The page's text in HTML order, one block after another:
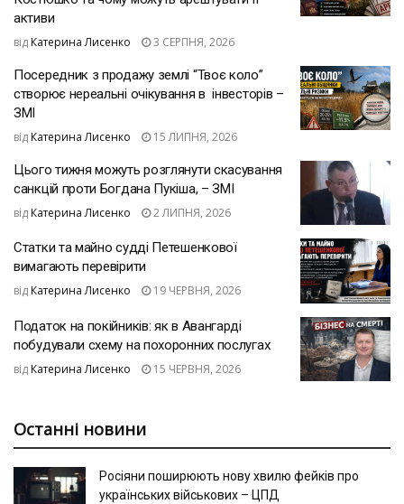
активи
від Катерина Лисенко 3 СЕРПНЯ, 2026
Посередник з продажу землі “Твоє коло”
створює нереальні очікування в інвесторів –
ЗМІ
від Катерина Лисенко 15 ЛИПНЯ, 2026
Цього тижня можуть розглянути скасування
санкцій проти Богдана Пукіша, – ЗМІ
від Катерина Лисенко 2 ЛИПНЯ, 2026
Статки та майно судді Петешенкової
вимагають перевірити
від Катерина Лисенко 19 ЧЕРВНЯ, 2026
Податок на покійників: як в Авангарді
побудували схему на похоронних послугах
від Катерина Лисенко 15 ЧЕРВНЯ, 2026
Останні новини
Росіяни поширюють нову хвилю фейків про
українських військових – ЦПД